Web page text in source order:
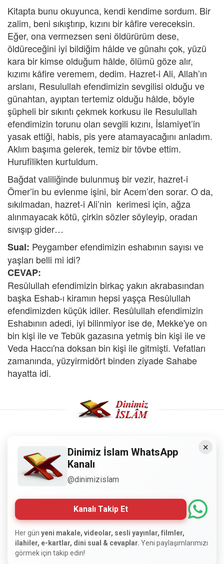
Kitapta bunu okuyunca, kendi kendime sordum. Bir
zalim, beni sıkıştırıp, kızını bir kâfire vereceksin.
Eğer, ona vermezsen seni öldürürüm dese,
öldüreceğini iyi bildiğim hâlde ve günahı çok, yüzü
kara bir kimse olduğum hâlde, ölümü göze alır,
kızımı kâfire veremem, dedim. Hazret-i Ali, Allah’ın
arslanı, Resulullah efendimizin sevgilisi olduğu ve
günahtan, ayıptan tertemiz olduğu hâlde, böyle
şüpheli bir sıkıntı çekmek korkusu ile Resulullah
efendimizin torunu olan sevgili kızını, İslamiyet’in
yasak ettiği, habis, pis yere atamayacağını anladım.
Aklım başıma gelerek, temiz bir tövbe ettim.
Hurufîlikten kurtuldum.
Bağdat valiliğinde bulunmuş bir vezir, hazret-i
Ömer’in bu evlenme işini, bir Acem’den sorar. O da,
sıkılmadan, hazret-i Ali’nin kerimesi için, ağza
alınmayacak kötü, çirkin sözler söyleyip, oradan
sıvışıp gider…
Sual: Peygamber efendimizin eshabının sayısı ve
yaşları belli mi idi?
CEVAP:
Resûlullah efendimizin birkaç yakın akrabasından
başka Eshab-ı kiramın hepsi yaşça Resûlullah
efendimizden küçük idiler. Resûlullah efendimizin
Eshabının adedi, iyi bilinmiyor ise de, Mekke'ye on
bin kişi ile ve Tebük gazasına yetmiş bin kişi ile ve
Veda Haccı'na doksan bin kişi ile gitmişti. Vefatları
zamanında, yüzyirmidört binden ziyade Sahabe
hayatta idi.
Copyright © 2008 - Dinimiz İslam. Her Hakkı Saklıdır.
Sitemizdeki bilgiler, bütün insanların istifadesi için
hazırlanmıştır. Orijinaline sadık kalmak şartıyla, izin
edebilir.
Normal Siteyi Göster
×
Dinimiz İslam WhatsApp
Kanalı
@dinimizislam
Kanalı Takip Et
Her gün yeni makale, videolar, sesli yayınlar, filmler,
ilahiler, e-kartlar, dini sual & cevaplar. Yeni paylaşımlarımızı
görmek için takip edin!